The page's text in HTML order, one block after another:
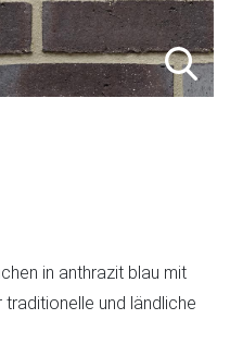
in anthrazit blau mit
und ländliche